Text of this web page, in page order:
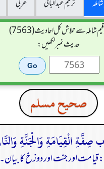
ترقيم عبدالباقی عربی
شاملہ سے تلاش کل احادیث (7563)
حدیث نمبر لکھیں:
صحيح مسلم
اور جنت اور دوزخ کا بیان۔